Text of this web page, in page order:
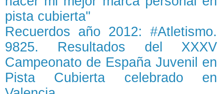
pista cubierta"
Recuerdos año 2012: #Atletismo.
9825. Resultados del XXXV
Campeonato de España Juvenil en
Pista Cubierta celebrado en